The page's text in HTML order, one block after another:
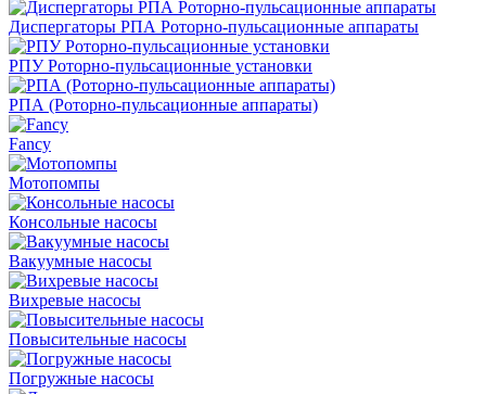
Диспергаторы РПА Роторно-пульсационные аппараты
РПУ Роторно-пульсационные установки
РПА (Роторно-пульсационные аппараты)
Fancy
Мотопомпы
Консольные насосы
Вакуумные насосы
Вихревые насосы
Повысительные насосы
Погружные насосы